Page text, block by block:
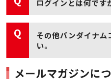
※バンダイナムコIDはお客
※大文字と小文字は区別さ
ンの環境によっては「a
認ください。
IMEの入力モードの
ログインとは何です
Q
その他バンダイナム
い。
メールマガジンに